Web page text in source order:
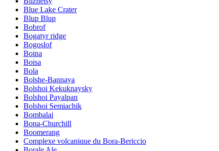
Blue Lake Crater
Blup Blup
Bobrof
Bogatyr ridge
Bogoslof
Boina
Boisa
Bola
Bolshe-Bannaya
Bolshoi Kekuknaysky
Bolshoi Payalpan
Bolshoi Semiachik
Bombalai
Bona-Churchill
Boomerang
Complexe volcanique du Bora-Bericcio